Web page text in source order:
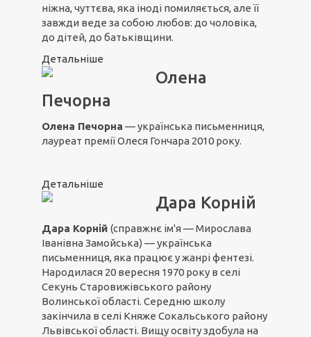
ніжна, чуттєва, яка іноді помиляється, але її
завжди веде за собою любов: до чоловіка,
до дітей, до батьківщини.
Детальніше
Олена
Печорна
Олена Печорна — українська письменниця,
лауреат премії Олеся Гончара 2010 року.
Детальніше
Дара Корній
Дара Корній (справжнє ім'я — Мирослава
Іванівна Замойська) — українська
письменниця, яка працює у жанрі фентезі.
Народилася 20 вересня 1970 року в селі
Секунь Старовижівського району
Волинської області. Середню школу
закінчила в селі Княже Сокальського району
Львівської області. Вищу освіту здобула на